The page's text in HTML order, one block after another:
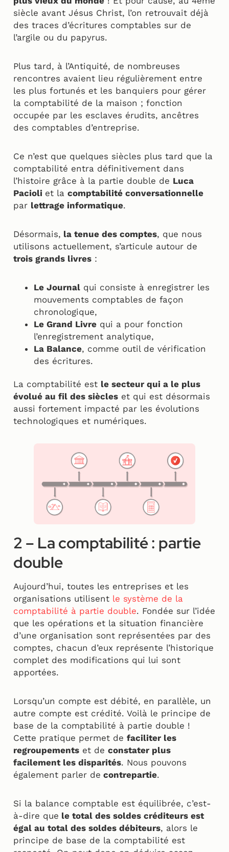
siècle avant Jésus Christ, l’on retrouvait déjà
des traces d’écritures comptables sur de
l’argile ou du papyrus.
Plus tard, à l’Antiquité, de nombreuses
rencontres avaient lieu régulièrement entre
les plus fortunés et les banquiers pour gérer
la comptabilité de la maison ; fonction
occupée par les esclaves érudits, ancêtres
des comptables d’entreprise.
Ce n’est que quelques siècles plus tard que la
comptabilité entra définitivement dans
l’histoire grâce à la partie double de Luca
Pacioli et la comptabilité conversationnelle
par lettrage informatique.
Désormais, la tenue des comptes, que nous
utilisons actuellement, s’articule autour de
trois grands livres :
Le Journal qui consiste à enregistrer les
mouvements comptables de façon
chronologique,
Le Grand Livre qui a pour fonction
l’enregistrement analytique,
La Balance, comme outil de vérification
des écritures.
La comptabilité est le secteur qui a le plus
évolué au fil des siècles et qui est désormais
aussi fortement impacté par les évolutions
technologiques et numériques.
2 – La comptabilité : partie
double
Aujourd’hui, toutes les entreprises et les
organisations utilisent le système de la
comptabilité à partie double. Fondée sur l’idée
que les opérations et la situation financière
d’une organisation sont représentées par des
comptes, chacun d’eux représente l’historique
complet des modifications qui lui sont
apportées.
Lorsqu’un compte est débité, en parallèle, un
autre compte est crédité. Voilà le principe de
base de la comptabilité à partie double !
Cette pratique permet de faciliter les
regroupements et de constater plus
facilement les disparités. Nous pouvons
également parler de contrepartie.
Si la balance comptable est équilibrée, c’est-
à-dire que le total des soldes créditeurs est
égal au total des soldes débiteurs, alors le
principe de base de la comptabilité est